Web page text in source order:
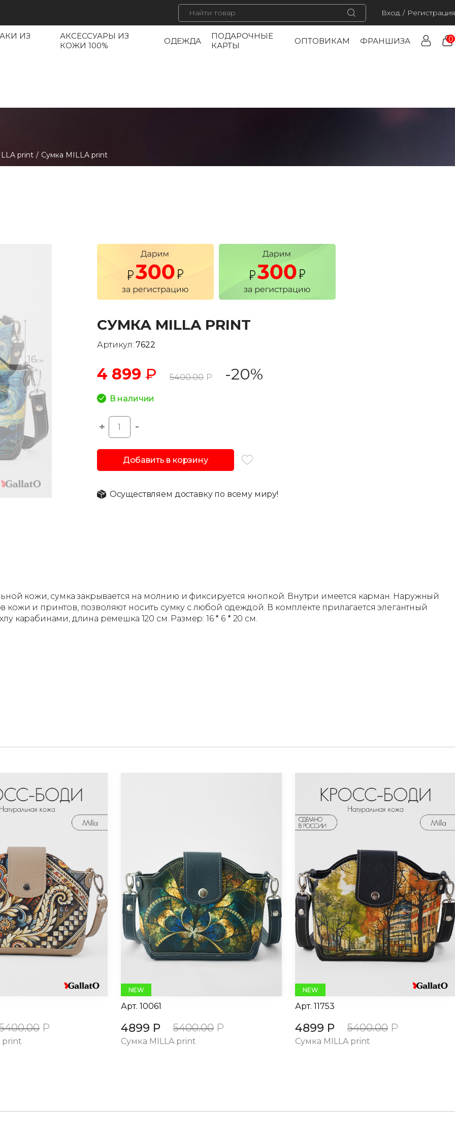
Вход / Регистрация
ИЗ
АКСЕССУАРЫ ИЗ
КОЖИ 100%
ОДЕЖДА
ПОДАРОЧНЫЕ
КАРТЫ
ОПТОВИКАМ ФРАНШИЗА 0
print / Сумка MILLA print
СУМКА MILLA PRINT
Артикул: 7622
4 899 ₽ 5400.00 Р -20%
В наличии
Добавить в корзину
Осуществляем доставку по всему миру!
кожи, сумка закрывается на молнию и фиксируется кнопкой. Внутри имеется карман. Наружный
и принтов, позволяют носить сумку с любой одеждой. В комплекте прилагается элегантный
карабинами, длина ремешка 120 см. Размер: 16 * 6 * 20 см.
Р
print
NEW
Арт. 10061
4899 Р 5400.00 Р
Сумка MILLA print
NEW
Арт. 11753
4899 Р 5400.00 Р
Сумка MILLA print